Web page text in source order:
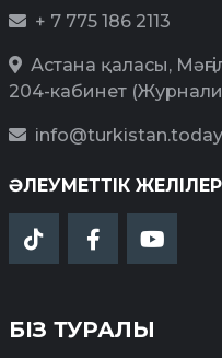
+ 7 775 186 2113
Астана қаласы,
204-кабинет
info@turkistan.today
ӘЛЕУМЕТТІК ЖЕЛІЛЕР
БІЗ ТУРАЛЫ